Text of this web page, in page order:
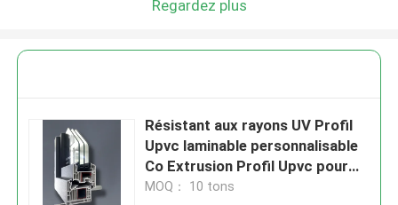
Regardez plus
Résistant aux rayons UV Profil
Upvc laminable personnalisable
Co Extrusion Profil Upvc pour
fenêtre
MOQ： 10 tons